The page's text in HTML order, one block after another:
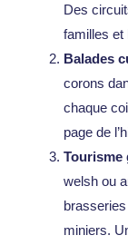
Des
familles et
Balades
corons
chaque
page de
Tourisme
welsh ou
miniers.